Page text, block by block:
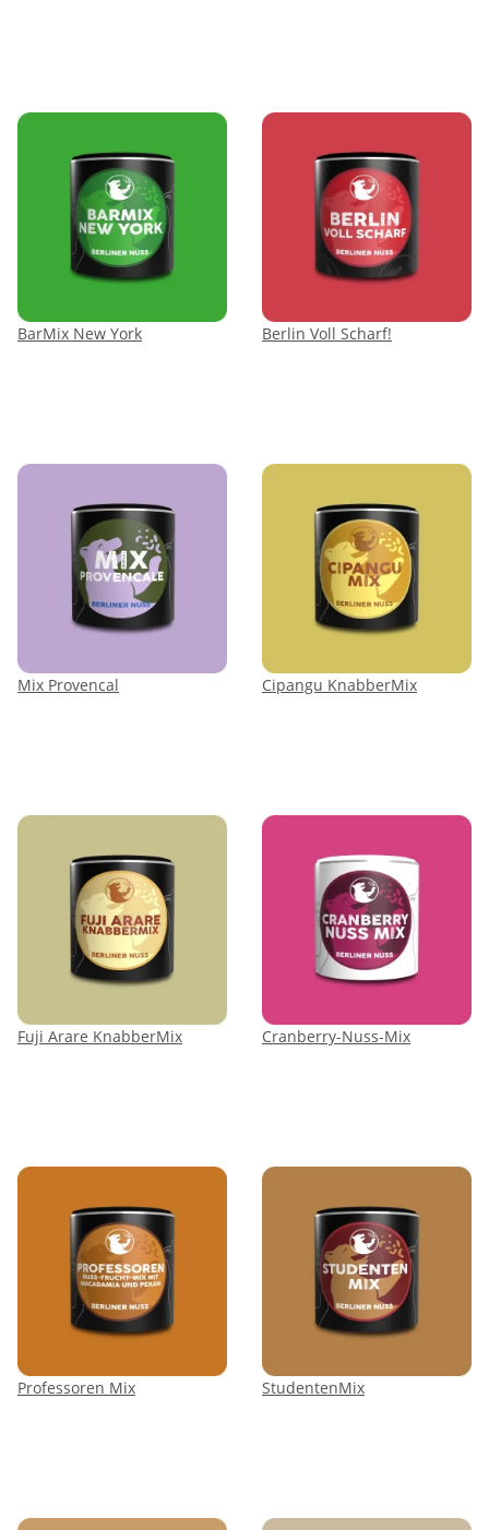
BarMix New York Berlin Voll Scharf!
Mix Provencal Cipangu KnabberMix
Fuji Arare KnabberMix Cranberry-Nuss-Mix
Professoren Mix StudentenMix